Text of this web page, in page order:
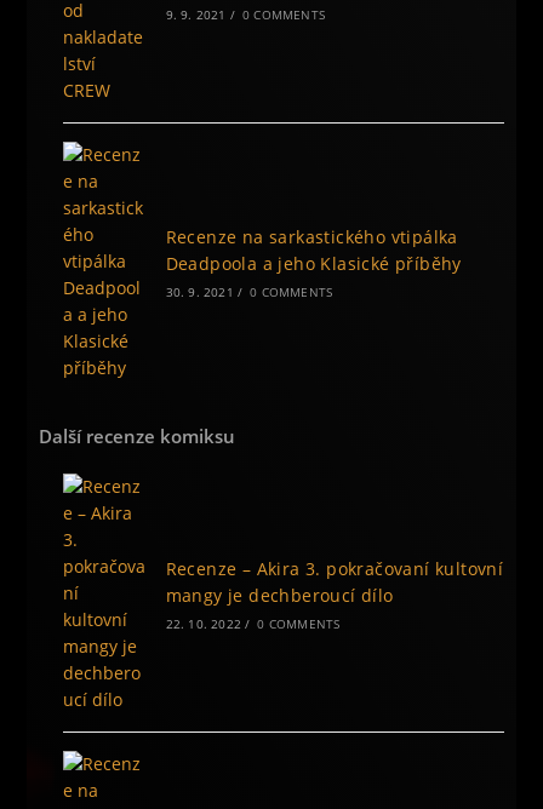
9. 9. 2021 / 0 COMMENTS
Recenze na sarkastického vtipálka
Deadpoola a jeho Klasické příběhy
30. 9. 2021 / 0 COMMENTS
Další recenze komiksu
Recenze – Akira 3. pokračovaní kultovní
mangy je dechberoucí dílo
22. 10. 2022 / 0 COMMENTS